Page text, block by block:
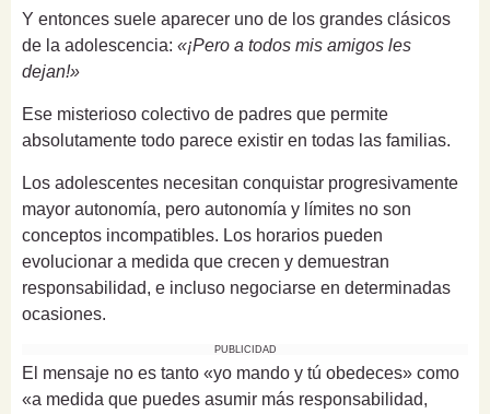
Y entonces suele aparecer uno de los grandes clásicos
de la adolescencia: «¡Pero a todos mis amigos les
dejan!»
Ese misterioso colectivo de padres que permite
absolutamente todo parece existir en todas las familias.
Los adolescentes necesitan conquistar progresivamente
mayor autonomía, pero autonomía y límites no son
conceptos incompatibles. Los horarios pueden
evolucionar a medida que crecen y demuestran
responsabilidad, e incluso negociarse en determinadas
ocasiones.
PUBLICIDAD
El mensaje no es tanto «yo mando y tú obedeces» como
«a medida que puedes asumir más responsabilidad,